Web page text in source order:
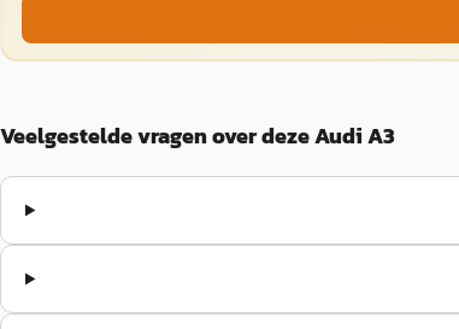
Veelgestelde vragen over deze Audi A3